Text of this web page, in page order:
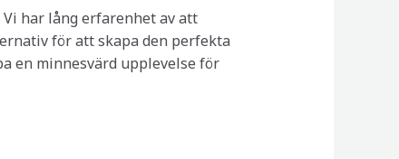
har lång erfarenhet av att
för att skapa den perfekta
en minnesvärd upplevelse för